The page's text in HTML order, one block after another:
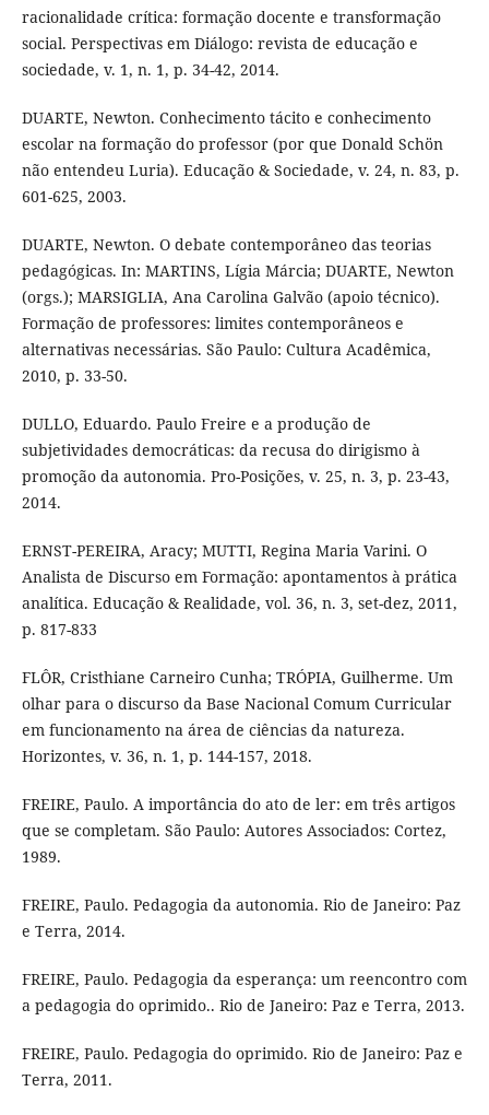
racionalidade crítica: formação docente e transformação
social. Perspectivas em Diálogo: revista de educação e
sociedade, v. 1, n. 1, p. 34-42, 2014.
DUARTE, Newton. Conhecimento tácito e conhecimento
escolar na formação do professor (por que Donald Schön
não entendeu Luria). Educação & Sociedade, v. 24, n. 83, p.
601-625, 2003.
DUARTE, Newton. O debate contemporâneo das teorias
pedagógicas. In: MARTINS, Lígia Márcia; DUARTE, Newton
(orgs.); MARSIGLIA, Ana Carolina Galvão (apoio técnico).
Formação de professores: limites contemporâneos e
alternativas necessárias. São Paulo: Cultura Acadêmica,
2010, p. 33-50.
DULLO, Eduardo. Paulo Freire e a produção de
subjetividades democráticas: da recusa do dirigismo à
promoção da autonomia. Pro-Posições, v. 25, n. 3, p. 23-43,
2014.
ERNST-PEREIRA, Aracy; MUTTI, Regina Maria Varini. O
Analista de Discurso em Formação: apontamentos à prática
analítica. Educação & Realidade, vol. 36, n. 3, set-dez, 2011,
p. 817-833
FLÔR, Cristhiane Carneiro Cunha; TRÓPIA, Guilherme. Um
olhar para o discurso da Base Nacional Comum Curricular
em funcionamento na área de ciências da natureza.
Horizontes, v. 36, n. 1, p. 144-157, 2018.
FREIRE, Paulo. A importância do ato de ler: em três artigos
que se completam. São Paulo: Autores Associados: Cortez,
1989.
FREIRE, Paulo. Pedagogia da autonomia. Rio de Janeiro: Paz
e Terra, 2014.
FREIRE, Paulo. Pedagogia da esperança: um reencontro com
a pedagogia do oprimido.. Rio de Janeiro: Paz e Terra, 2013.
FREIRE, Paulo. Pedagogia do oprimido. Rio de Janeiro: Paz e
Terra, 2011.